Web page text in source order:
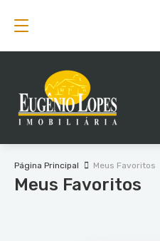
Página Principal Meus Favoritos
Meus Favoritos